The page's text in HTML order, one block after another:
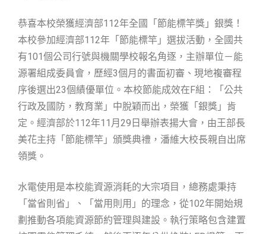
恭喜本校榮獲經濟部112年全國「節能標竿獎」銀獎！
本校參加經濟部112年「節能標竿」選拔活動，全國共
有101個公司行號與機關學校報名角逐，主辦單位－能
源署組成委員會，歷經3個月的書面初審、現地複審程
序後選出23個績優單位。本校節能成效在F組：「公共
行政及國防，教育業」中脫穎而出，榮獲「銀獎」肯
定。經濟部於112年11月29日舉辦表揚大會，由王部長
美花主持「節能標竿」頒獎典禮，潘維大校長親自出席
領獎。
水電使用是本校能資源消耗的大宗項目，總務處秉持
「當省則省」、「當用則用」的理念，從102年開始規
劃推動各項能資源節約管理與建設。執行策略包含建置